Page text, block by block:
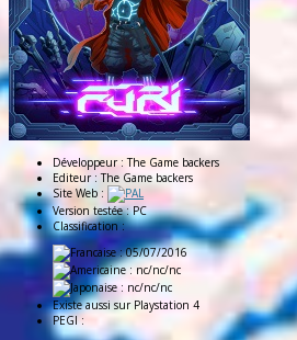
Développeur :The Game backers
Editeur :The Game backers
Site Web :
Version testée :PC
Classification :
: 05/07/2016
: nc/nc/nc
: nc/nc/nc
Existe aussi sur Playstation 4
PEGI :